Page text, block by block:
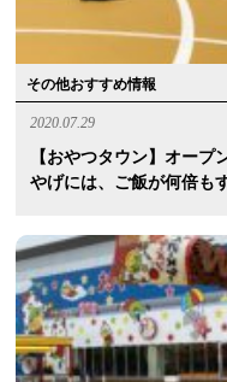
その他おすすめ情報
2020.07.29
【おやつタウン】オー
やげには、ご飯が何倍も